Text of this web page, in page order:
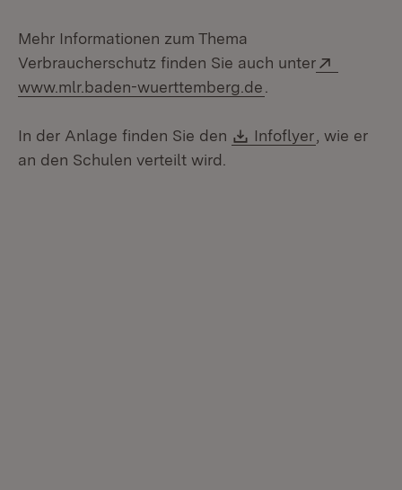
Mehr Informationen zum Thema
Verbraucherschutz finden Sie auch unter
www.mlr.baden-wuerttemberg.de
In der Anlage finden Sie den Download:
Infoflyer (Öffnet in
, wie er
an den Schulen verteilt wird.